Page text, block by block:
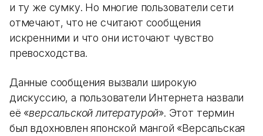
и ту же сумку. Но многие пользователи сети
отмечают, что не считают сообщения
искренними и что они источают чувство
превосходства.
Данные сообщения вызвали широкую
дискуссию, а пользователи Интернета назвали
её «версальской литературой». Этот термин
был вдохновлен японской мангой «Версальская